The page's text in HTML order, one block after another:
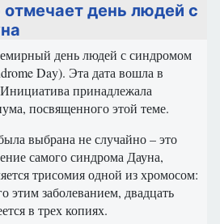
день людей с
день людей с синдромом
Day). Эта дата вошла в
принадлежала
посвященного этой теме.
выбрана не случайно – это
самого синдрома Дауна,
трисомия одной из хромосом:
этим заболеванием, двадцать
в трех копиях.